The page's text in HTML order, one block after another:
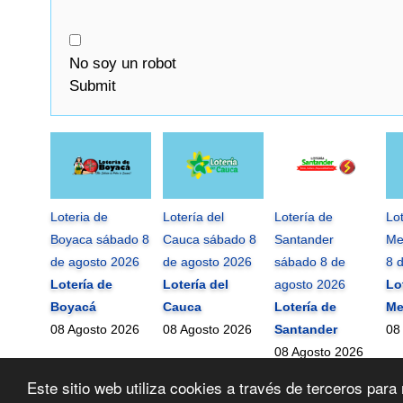
Este sitio web utiliza cookies a través de terceros
No soy un robot
Submit
Loteria de
Boyaca sábado 8
de agosto 2026
Lotería de
Boyacá
08 Agosto 2026
Lotería del
Cauca sábado 8
de agosto 2026
Lotería del
Cauca
08 Agosto 2026
Lotería de
Santander
sábado 8 de
agosto 2026
Lotería de
Santander
08 Agosto 2026
8
08